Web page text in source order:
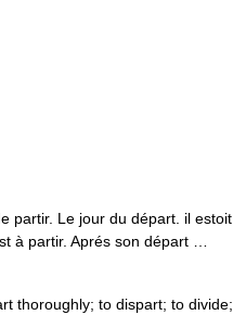
partir. Le jour du départ. il estoit
à partir. Aprés son départ …
thoroughly; to dispart; to divide;